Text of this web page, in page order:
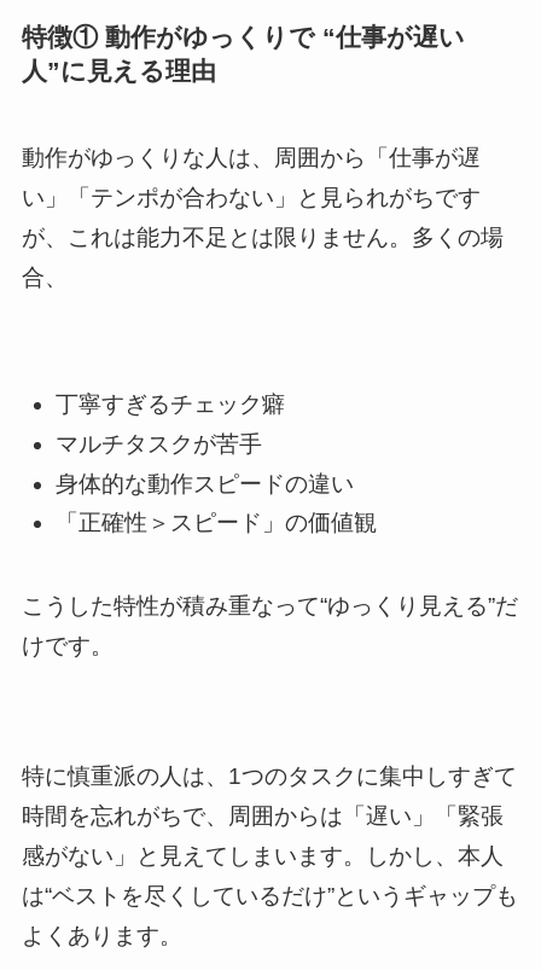
特徴① 動作がゆっくりで “仕事が遅い
人”に見える理由
動作がゆっくりな人は、周囲から「仕事が遅
い」「テンポが合わない」と見られがちです
が、これは能力不足とは限りません。多くの場
合、
丁寧すぎるチェック癖
マルチタスクが苦手
身体的な動作スピードの違い
「正確性＞スピード」の価値観
こうした特性が積み重なって“ゆっくり見える”だ
けです。
特に慎重派の人は、1つのタスクに集中しすぎて
時間を忘れがちで、周囲からは「遅い」「緊張
感がない」と見えてしまいます。しかし、本人
は“ベストを尽くしているだけ”というギャップも
よくあります。